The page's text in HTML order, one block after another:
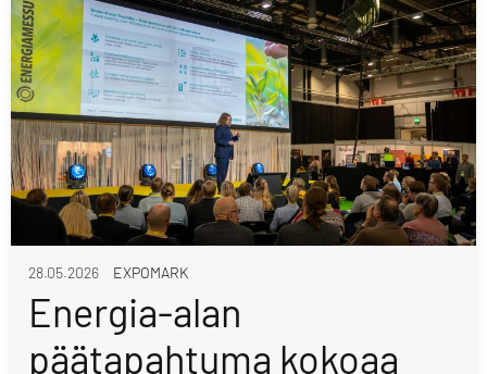
28.05.2026 EXPOMARK
Energia-alan
päätapahtuma kokoaa